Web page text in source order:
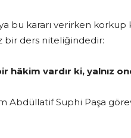
bu kararı verirken korkup
bir ders niteliğindedir:
hâkim vardır ki, yalnız
Abdüllatif Suphi Paşa